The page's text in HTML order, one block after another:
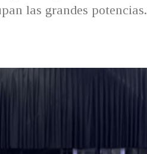
las grandes potencias.